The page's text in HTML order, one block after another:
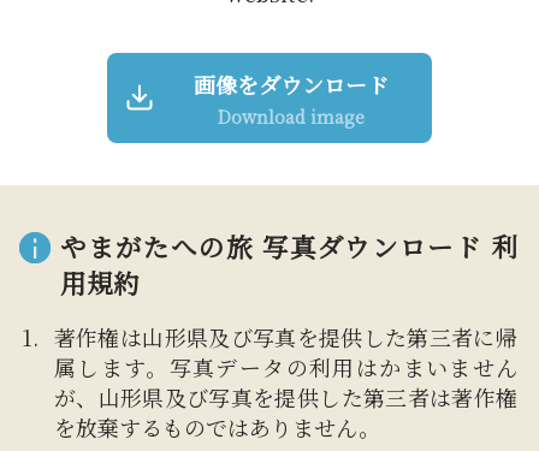
画像をダウンロード
Download image
やまがたへの旅 写真ダウンロード 利
用規約
著作権は山形県及び写真を提供した第三者に帰
属します。写真データの利用はかまいません
が、山形県及び写真を提供した第三者は著作権
を放棄するものではありません。